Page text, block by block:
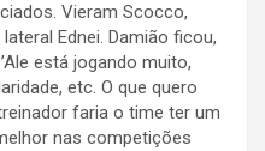
Vieram Scocco,
Ednei. Damião ficou,
está jogando muito,
etc. O que quero
faria o time ter um
nas competições